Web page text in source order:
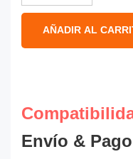
AÑADIR AL
Envío & Pago